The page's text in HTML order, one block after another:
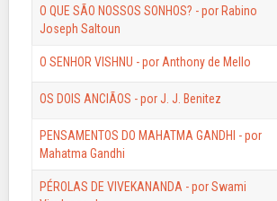
O QUE SÃO NOSSOS SONHOS? - por Rabino
Joseph Saltoun
O SENHOR VISHNU - por Anthony de Mello
OS DOIS ANCIÃOS - por J. J. Benitez
PENSAMENTOS DO MAHATMA GANDHI - por
Mahatma Gandhi
PÉROLAS DE VIVEKANANDA - por Swami